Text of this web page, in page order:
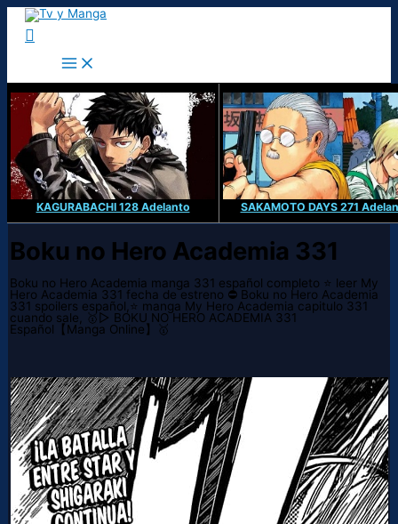
Ir
contenido
Buscar
KAGURABACHI 128 Adelanto SAKAMOTO DAYS 271
Boku no Hero Academia 331
Boku no Hero Academia manga 331 español completo ⭐ leer My
Hero Academia 331 fecha de estreno ⛔ Boku no Hero Academia
331 spoilers español,⭐ manga My Hero Academia capitulo 331
cuando sale, 🥇▷ BOKU NO HERO ACADEMIA 331
Español【Manga Online】🥇